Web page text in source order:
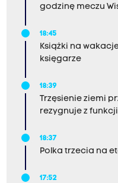
godzinę meczu
18:45
Książki na
księgarze
18:39
Trzęsienie ziemi
rezygnuje z
18:37
Polka trzecia na
17:52